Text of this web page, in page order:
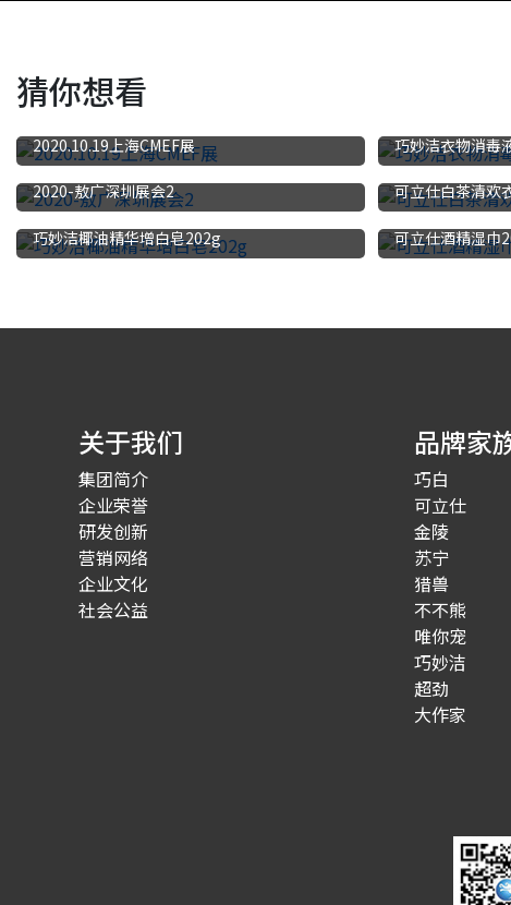
猜你想看
2020.10.19上海CMEF展 巧妙洁衣物消毒
2020-敖广深圳展会2 可立仕白茶清欢
巧妙洁椰油精华增白皂202g 可立仕酒精湿巾
关于我们
集团简介
企业荣誉
研发创新
营销网络
企业文化
社会公益
品牌家
巧白
可立仕
金陵
苏宁
猎兽
不不熊
唯你宠
巧妙洁
超劲
大作家